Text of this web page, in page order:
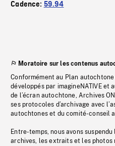
Cadence: 59.94
Moratoire sur les contenus
Conformément au Plan autochtone
développés par imagineNATIVE et
de l’écran autochtone, Archives
ses protocoles d’archivage avec
autochtones et du comité-conseil
Entre-temps, nous avons
archives, les extraits et les